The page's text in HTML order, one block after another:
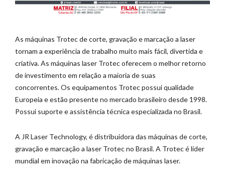
As máquinas Trotec de corte, gravação e marcação a laser
tornam a experiência de trabalho muito mais fácil, divertida e
criativa. As máquinas laser Trotec oferecem o melhor retorno
de investimento em relação a maioria de suas
concorrentes. Os equipamentos Trotec possui qualidade
Europeia e estão presente no mercado brasileiro desde 1998.
Possui suporte e assistência técnica especializada no Brasil.
A JR Laser Technology, é distribuidora das máquinas de corte,
gravação e marcação a laser Trotec no Brasil. A Trotec é líder
mundial em inovação na fabricação de máquinas laser.